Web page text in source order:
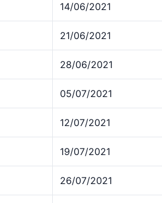
14/06/2021
21/06/2021
28/06/2021
05/07/2021
12/07/2021
19/07/2021
26/07/2021